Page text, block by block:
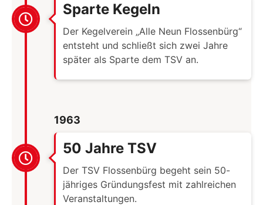
Sparte Kegeln
Der Kegelverein „Alle Neun Flossenbürg“
entsteht und schließt sich zwei Jahre
später als Sparte dem TSV an.
1963
50 Jahre TSV
Der TSV Flossenbürg begeht sein 50-
jähriges Gründungsfest mit zahlreichen
Veranstaltungen.